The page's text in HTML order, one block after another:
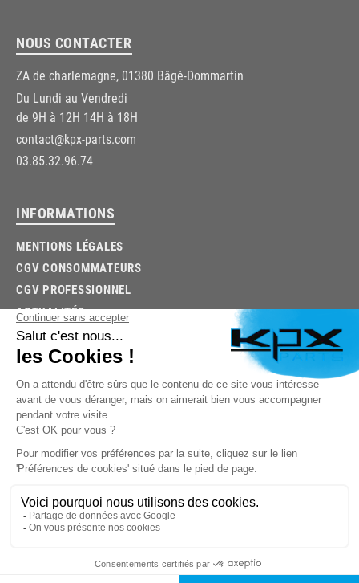
03.85.32.96.74
© 2026 -KPX PARTS- SITE CRÉÉ PARLET'S CLIC
NOUS CONTACTER
ZA de charlemagne, 01380 Bâgé-Dommartin
Du Lundi au Vendredi
de 9H à 12H 14H à 18H
contact@kpx-parts.com
03.85.32.96.74
INFORMATIONS
MENTIONS LÉGALES
CGV CONSOMMATEURS
CGV PROFESSIONNEL
ACTUALITÉS
TROUVEZ LA BONNE PIÈCE RAPIDEMENT